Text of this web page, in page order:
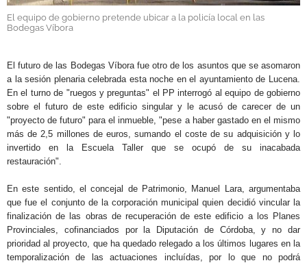
El equipo de gobierno pretende ubicar a la policía local en las
Bodegas Víbora
El futuro de las Bodegas Víbora fue otro de los asuntos que se asomaron
a la sesión plenaria celebrada esta noche en el ayuntamiento de Lucena.
En el turno de "ruegos y preguntas" el PP interrogó al equipo de gobierno
sobre el futuro de este edificio singular y le acusó de carecer de un
"proyecto de futuro" para el inmueble, "pese a haber gastado en el mismo
más de 2,5 millones de euros, sumando el coste de su adquisición y lo
invertido en la Escuela Taller que se ocupó de su inacabada
restauración".
En este sentido, el concejal de Patrimonio, Manuel Lara, argumentaba
que fue el conjunto de la corporación municipal quien decidió vincular la
finalización de las obras de recuperación de este edificio a los Planes
Provinciales, cofinanciados por la Diputación de Córdoba, y no dar
prioridad al proyecto, que ha quedado relegado a los últimos lugares en la
temporalización de las actuaciones incluídas, por lo que no podrá